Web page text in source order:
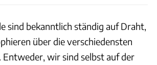
sind bekanntlich ständig auf Draht,
über die verschiedensten
Entweder, wir sind selbst auf der